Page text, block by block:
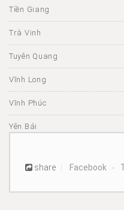
Tiền Giang
Trà Vinh
Tuyên Quang
Vĩnh Long
Vĩnh Phúc
Yên Bái
share Facebook